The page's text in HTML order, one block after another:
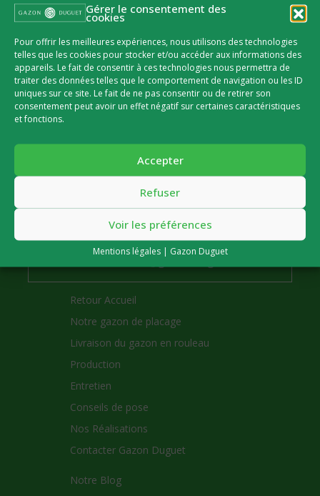
Gérer le consentement des
cookies
Pour offrir les meilleures expériences, nous utilisons des technologies
telles que les cookies pour stocker et/ou accéder aux informations des
appareils. Le fait de consentir à ces technologies nous permettra de
traiter des données telles que le comportement de navigation ou les ID
uniques sur ce site. Le fait de ne pas consentir ou de retirer son
consentement peut avoir un effet négatif sur certaines caractéristiques
et fonctions.
Accepter
Refuser
Voir les préférences
Mentions légales | Gazon Duguet
1 rue de la ferme bleue, 02270 Monceau-lès-Leups
Horaires d’ouverture :
Du lundi au vendredi de 8h à 19h et
lesamedide 8h à 12h
Téléphone :03 23 56 51 41
Retour Accueil
Notre gazon de placage
Livraison du gazon en rouleau
Production
Entretien
Conseils de pose
Nos Réalisations
Contacter Gazon Duguet
Notre Blog